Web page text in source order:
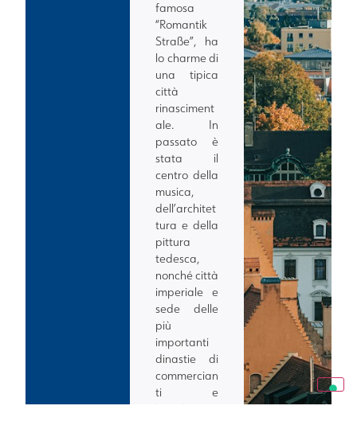
famosa
“Romantik
Straße”, ha
lo charme di
una tipica
città
rinasciment
ale. In
passato è
stata il
centro della
musica,
dell’architet
tura e della
pittura
tedesca,
nonché città
imperiale e
sede delle
più
importanti
dinastie di
commercian
ti e
banchieri.